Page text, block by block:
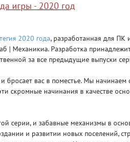
игры - 2020 год
2020 года, разработанная для ПК
| Механикиа. Разработка
за все предыдущие выпуски
бросает вас в поместье. Мы
скромные начинания в качестве
серии, и забавные механизмы в
и развитии новых поселений,